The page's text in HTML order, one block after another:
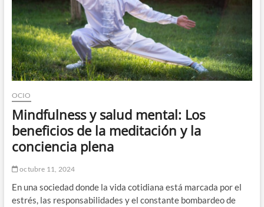
OCIO
Mindfulness y salud mental: Los
beneficios de la meditación y la
conciencia plena
octubre 11, 2024
En una sociedad donde la vida cotidiana está marcada por el
estrés, las responsabilidades y el constante bombardeo de